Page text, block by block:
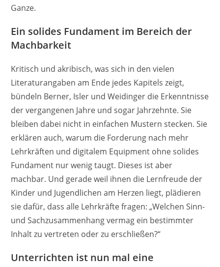
Ganze.
Ein solides Fundament im Bereich der
Machbarkeit
Kritisch und akribisch, was sich in den vielen
Literaturangaben am Ende jedes Kapitels zeigt,
bündeln Berner, Isler und Weidinger die Erkenntnisse
der vergangenen Jahre und sogar Jahrzehnte. Sie
bleiben dabei nicht in einfachen Mustern stecken. Sie
erklären auch, warum die Forderung nach mehr
Lehrkräften und digitalem Equipment ohne solides
Fundament nur wenig taugt. Dieses ist aber
machbar. Und gerade weil ihnen die Lernfreude der
Kinder und Jugendlichen am Herzen liegt, plädieren
sie dafür, dass alle Lehrkräfte fragen: „Welchen Sinn-
und Sachzusammenhang vermag ein bestimmter
Inhalt zu vertreten oder zu erschließen?“
Unterrichten ist nun mal eine